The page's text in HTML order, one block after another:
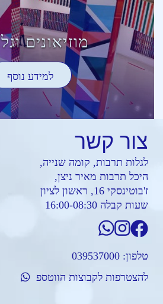
מוזיאונים
למידע נוסף
צור קשר
לגלות תרבות, קומה שנייה,
היכל תרבות מאיר ניצן,
ז'בוטינסקי 16, ראשון לציון
שעות קבלה 16:00-08:30
טלפון: 039537000
להצטרפות לקבוצות הווטספ